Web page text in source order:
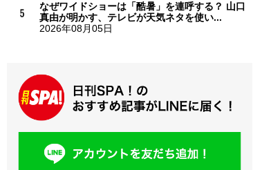
なぜワイドショーは「酷暑」を連呼する？ 山口
真由が明かす、テレビが天気ネタを使い...
2026年08月05日